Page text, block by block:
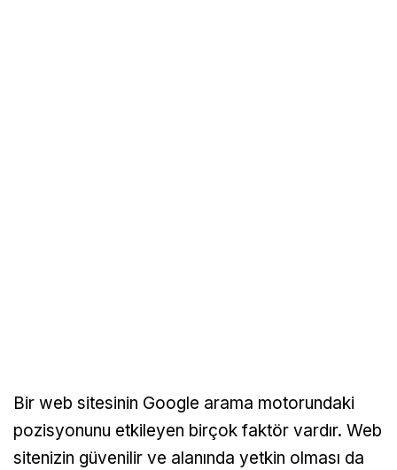
Bir web sitesinin Google arama motorundaki
pozisyonunu etkileyen birçok faktör vardır. Web
sitenizin güvenilir ve alanında yetkin olması da